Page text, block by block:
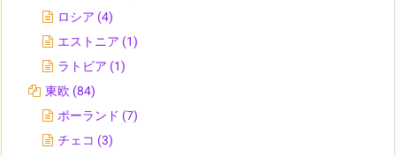
ロシア (4)
エストニア (1)
ラトビア (1)
東欧 (84)
ポーランド (7)
チェコ (3)